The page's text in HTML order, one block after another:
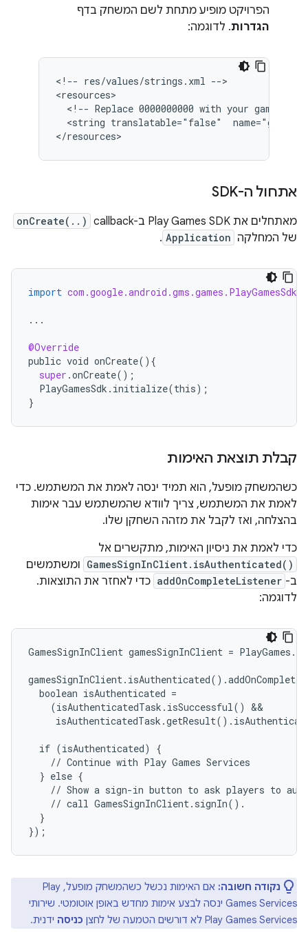
הפרויקט מופיע מתחת לשם המשחק בדף
הגדרות. לדוגמה:
< !-- res/values/strings.xml -->
<resources
<!-- Replace 0000000000 with your game's
<string translatable="false"
</resources
אתחול ה-SDK
מאתחלים את Play Games SDK ב-callback‏ onCreate(..)
של המחלקה Application
.
import com.google.android.gms.games.PlayGamesSdk
...
@Override
public void onCreate(){
super .onCreate();
PlayGamesSdk . initialize(this);
}
קבלת תוצאת האימות
כשהמשחק מופעל, הוא תמיד ינסה לאמת את המשתמש. כדי
לאמת את המשתמש, צריך לוודא שהמשתמש עבר אימות
בהצלחה, ואז לקבל את מזהה השחקן שלו.
כדי לאמת את ניסיון האימות, מתקשרים אל
GamesSignInClient.isAuthenticated() ומשתמשים
ב- addOnCompleteListener כדי לאחזר את התוצאות.
לדוגמה:
GamesSignInClient gamesSignInClient =
  boolean isAuthenticated =
    (isAuthenticatedTask.isSuccessful() &&
  if (isAuthenticated) {
    // Continue with Play Games Services
  } else {
// Show a sign-in button to ask players to
    // call GamesSignInClient.signIn().
  }
נקודה חשובה:
אם האימות נכשל כשהמשחק מופעל, Play
Games Services ינסה לבצע אימות מחדש באופן אוטומטי. שירותי
Play Games Services לא דורשים הטמעה של לחצן
כניסה ידנית.